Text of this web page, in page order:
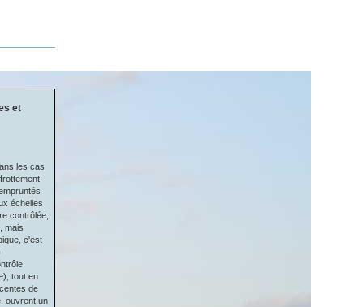
et
les cas
échelles
contrôlée,
mais
c'est
tout en
de
ouvrent un